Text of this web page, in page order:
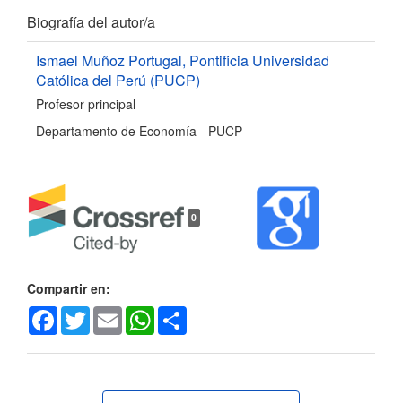
Detalles
del
artículo
Biografía del autor/a
Ismael Muñoz Portugal, Pontificia Universidad
Católica del Perú (PUCP)
Profesor principal
Departamento de Economía - PUCP
0
Compartir en:
Facebook
TwitterEmail WhatsApp